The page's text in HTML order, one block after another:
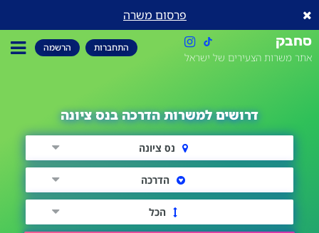
פרסום משרה
סחבק
אתר משרות הצעירים של ישראל
התחברות הרשמה
דרושים למשרות הדרכה בנס ציונה
נס ציונה
הדרכה
הכל